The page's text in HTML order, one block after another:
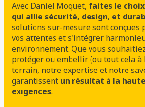
Avec Daniel Moquet, faites le
qui allie sécurité, design, et
solutions sur-mesure sont conçues
vos attentes et s'intégrer
environnement. Que vous
protéger ou embellir (ou tout cela à
terrain, notre expertise et notre
garantissent un résultat à la
exigences.